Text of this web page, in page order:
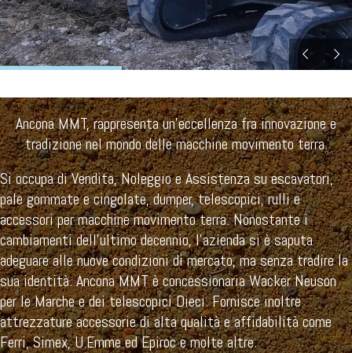
Ancona MMT, rappresenta un’eccellenza fra innovazione e
tradizione nel mondo delle macchine movimento terra.
Si occupa di Vendita, Noleggio e Assistenza su escavatori,
pale gommate e cingolate, dumper, telescopici, rulli e
accessori per macchine movimento terra. Nonostante i
cambiamenti dell’ultimo decennio, l’azienda si è saputa
adeguare alle nuove condizioni di mercato, ma senza tradire la
sua identità. Ancona MMT è concessionaria Wacker Neuson
per le Marche e dei telescopici Dieci. Fornisce inoltre
attrezzature accessorie di alta qualità e affidabilità come
Ferri, Simex, U.Emme ed Epiroc e molte altre.